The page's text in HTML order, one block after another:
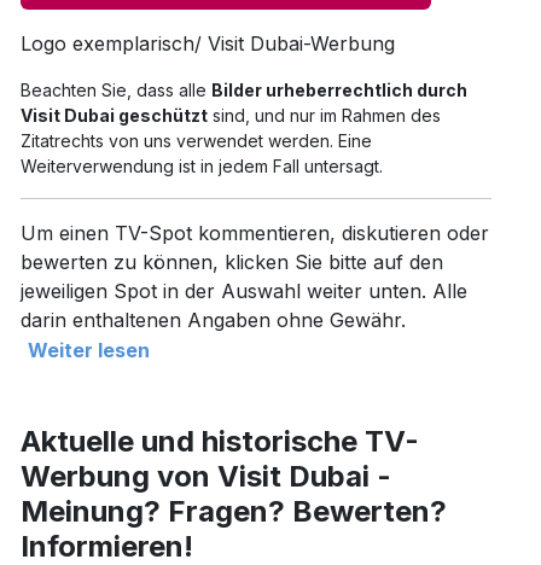
Logo exemplarisch/ Visit Dubai-Werbung
Beachten Sie, dass alle Bilder urheberrechtlich durch
Visit Dubai geschütztsind, und nur im Rahmen des
Zitatrechts von uns verwendet werden. Eine
Weiterverwendung ist in jedem Fall untersagt.
Um einen TV-Spot kommentieren, diskutieren oder
bewerten zu können, klicken Sie bitte auf den
jeweiligen Spot in der Auswahl weiter unten. Alle
darin enthaltenen Angaben ohne Gewähr.
Weiter lesen
Aktuelle und historische TV-
Werbung von Visit Dubai -
Meinung? Fragen? Bewerten?
Informieren!